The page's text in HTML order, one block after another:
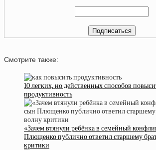
Смотрите также:
10 легких, но действенных способов
продуктивность
«Зачем втянули ребёнка в семейный
Плющенко публично ответил старшему
критики